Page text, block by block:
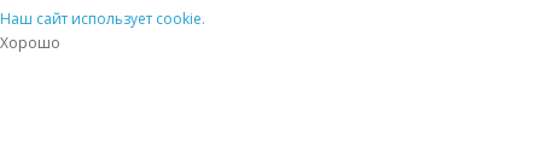
Наш сайт использует cookie.
Хорошо